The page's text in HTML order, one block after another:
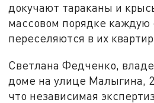
докучают тараканы и
массовом порядке каждую
переселяются в их
Светлана Федченко,
доме на улице Малыгина,
что независимая